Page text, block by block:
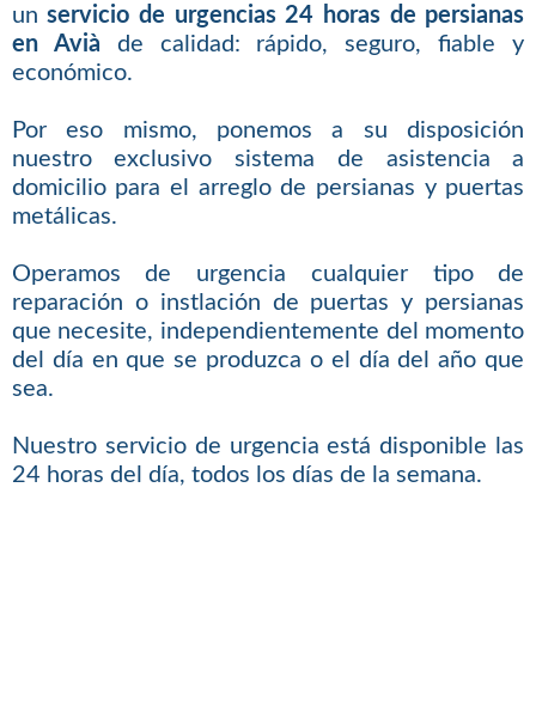
unservicio de urgencias 24 horas de persianas
en Avià de calidad: rápido, seguro, fiable y
económico.
Por eso mismo, ponemos a su disposición
nuestro exclusivo sistema de asistencia a
domicilio para el arreglo de persianas y puertas
metálicas.
Operamos de urgencia cualquier tipo de
reparación o instlación de puertas y persianas
que necesite, independientemente del momento
del día en que se produzca o el día del año que
sea.
Nuestro servicio de urgencia está disponible las
24 horas del día, todos los días de la semana.